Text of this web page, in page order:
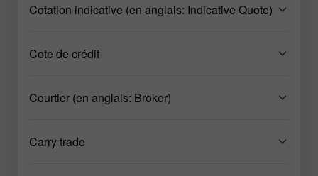
Cotation indicative (en anglais: Indicative Quote)
Cote de crédit
Courtier (en anglais: Broker)
Carry trade